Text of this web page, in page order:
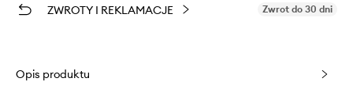
ZWROTY I REKLAMACJE Zwrot do 30 dni
Opis produktu